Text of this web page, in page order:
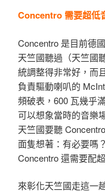
Concentro 需要超低
Concentro 是目前德
天竺國聽過（天竺國
統調整得非常好，而
負責驅動喇叭的
頻破表，600 瓦幾乎
可以想象當時的音樂
天竺國要聽
面隻想著：有必要嗎
Concentro 還需要配
來彰化天竺國走這一